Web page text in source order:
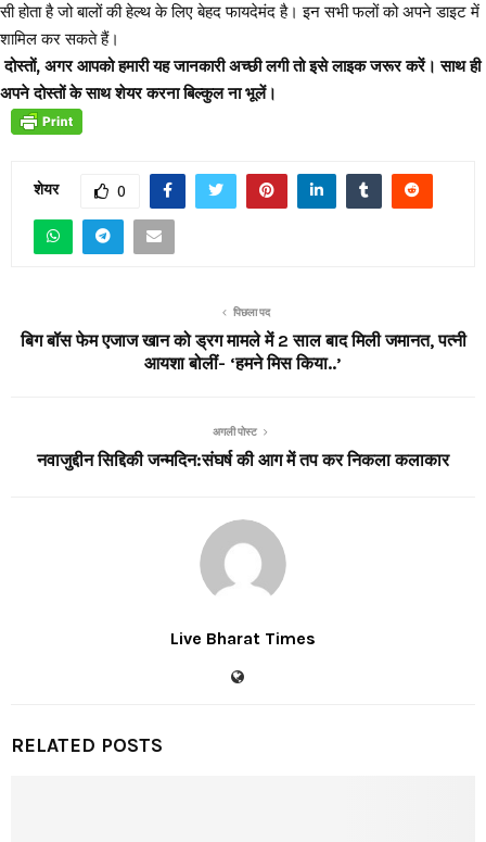
सी होता है जो बालों की हेल्थ के लिए बेहद फायदेमंद है। इन सभी फलों को अपने डाइट में
शामिल कर सकते हैं।
दोस्तों, अगर आपको हमारी यह जानकारी अच्छी लगी तो इसे लाइक जरूर करें। साथ ही
अपने दोस्तों के साथ शेयर करना बिल्कुल ना भूलें।
शेयर 0
पिछला पद
बिग बॉस फेम एजाज खान को ड्रग मामले में 2 साल बाद मिली जमानत, पत्नी
आयशा बोलीं- ‘हमने मिस किया..’
अगली पोस्ट
नवाजुद्दीन सिद्दिकी जन्मदिन:संघर्ष की आग में तप कर निकला कलाकार
Live Bharat Times
RELATED POSTS